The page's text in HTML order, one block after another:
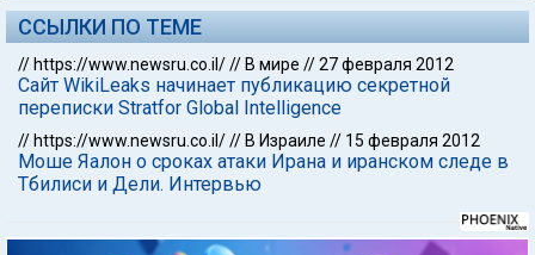
ССЫЛКИ ПО ТЕМЕ
// https://www.newsru.co.il/// В мире //27 февраля 2012
Сайт WikiLeaks начинает публикацию секретной
переписки Stratfor Global Intelligencе
// https://www.newsru.co.il/// В Израиле // 15 февраля 2012
Моше Яалон о сроках атаки Ирана и иранском следе в
Тбилиси и Дели. Интервью